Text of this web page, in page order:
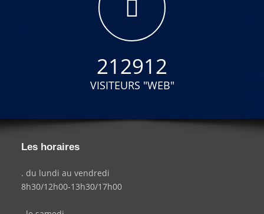
212912
VISITEURS "WEB"
Les horaires
. du lundi au vendredi
8h30/12h00-13h30/17h00